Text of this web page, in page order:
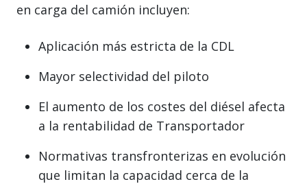
en carga del camión incluyen:
Aplicación más estricta de la CDL
Mayor selectividad del piloto
El aumento de los costes del diésel afecta
a la rentabilidad de Transportador
Normativas transfronterizas en evolución
que limitan la capacidad cerca de la